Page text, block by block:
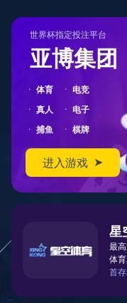
您在访问
对不起，您要访问的